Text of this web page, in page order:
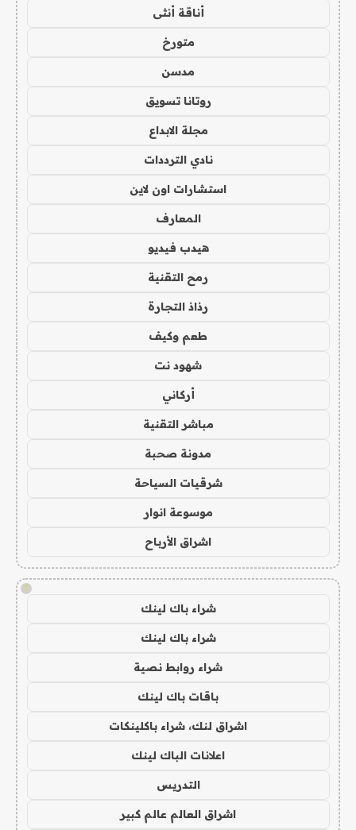
أناقة أنثى
متورخ
مدسن
روتانا تسويق
مجلة الابداع
نادي الترددات
استشارات اون لاين
المعارف
هيدب فيديو
رمح التقنية
رذاذ التجارة
طعم وكيف
شهود نت
أركاني
مباشر التقنية
مدونة صحبة
شرقيات السياحة
موسوعة انوار
اشراق الأرباح
!
شراء باك لينك
شراء باك لينك
شراء روابط نصية
باقات باك لينك
اشراق لنك، شراء باكلينكات
اعلانات الباك لينك
التدريس
اشراق العالم عالم كبير